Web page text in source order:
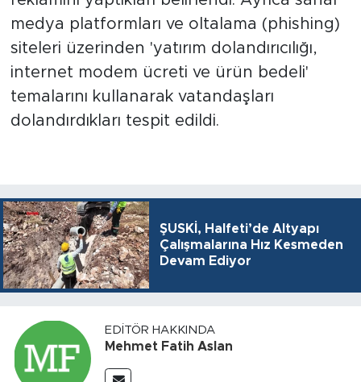
medya platformları ve oltalama (phishing)
siteleri üzerinden 'yatırım dolandırıcılığı,
internet modem ücreti ve ürün bedeli'
temalarını kullanarak vatandaşları
dolandırdıkları tespit edildi.
ŞUSKİ, Halfeti’de Altyapı
Çalışmalarına Hız Kesmeden
Devam Ediyor
EDITÖR HAKKINDA
Mehmet Fatih Aslan